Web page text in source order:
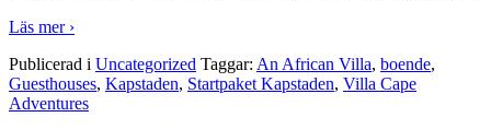
Läs mer ›
Publicerad i Uncategorized Taggar: An African Villa, boende,
Guesthouses, Kapstaden, Startpaket Kapstaden, Villa Cape
Adventures